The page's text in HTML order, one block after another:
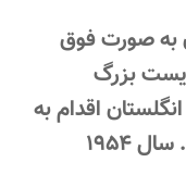
زمان به صورت فوق
بزرگ
اجرای عمومی بزرگ خود ( لندن، ۱۹۵۰) در سرتاسر انگلستان اقدام به
برگزاری کنسرت کرد؛ در این کنسرت‌ها، او اغلب برای مخاطبان ناآشنا با رپرتوار گیتار کلاسیک، ساز نواخت. سال ۱۹۵۴